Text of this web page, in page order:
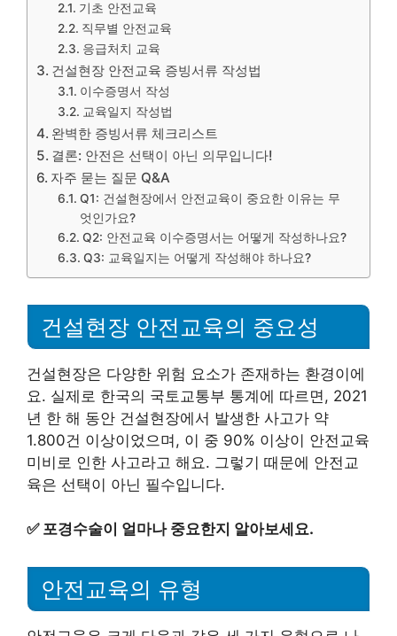
기초 안전교육
직무별 안전교육
응급처치 교육
건설현장 안전교육 증빙서류 작성법
이수증명서 작성
교육일지 작성법
완벽한 증빙서류 체크리스트
결론: 안전은 선택이 아닌 의무입니다!
자주 묻는 질문 Q&A
Q1: 건설현장에서 안전교육이 중요한 이유는 무
엇인가요?
Q2: 안전교육 이수증명서는 어떻게 작성하나요?
Q3: 교육일지는 어떻게 작성해야 하나요?
건설현장 안전교육의 중요성
건설현장은 다양한 위험 요소가 존재하는 환경이에
요. 실제로 한국의 국토교통부 통계에 따르면, 2021
년 한 해 동안 건설현장에서 발생한 사고가 약
1.800건 이상이었으며, 이 중 90% 이상이 안전교육
미비로 인한 사고라고 해요. 그렇기 때문에 안전교
육은 선택이 아닌 필수입니다.
✅ 포경수술이 얼마나 중요한지 알아보세요.
안전교육의 유형